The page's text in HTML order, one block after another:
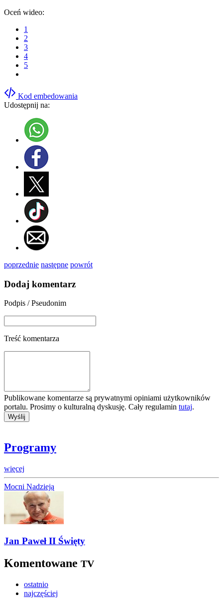
Oceń wideo:
1
2
3
4
5
Kod embedowania
Udostępnij na:
poprzednie następne powrót
Dodaj komentarz
Podpis / Pseudonim
Treść komentarza
Publikowane komentarze są prywatnymi opiniami użytkowników
portalu. Prosimy o kulturalną dyskusję. Cały regulamin tutaj.
Programy
więcej
Mocni Nadzieją
Jan Paweł II Święty
Komentowane TV
ostatnio
najczęściej